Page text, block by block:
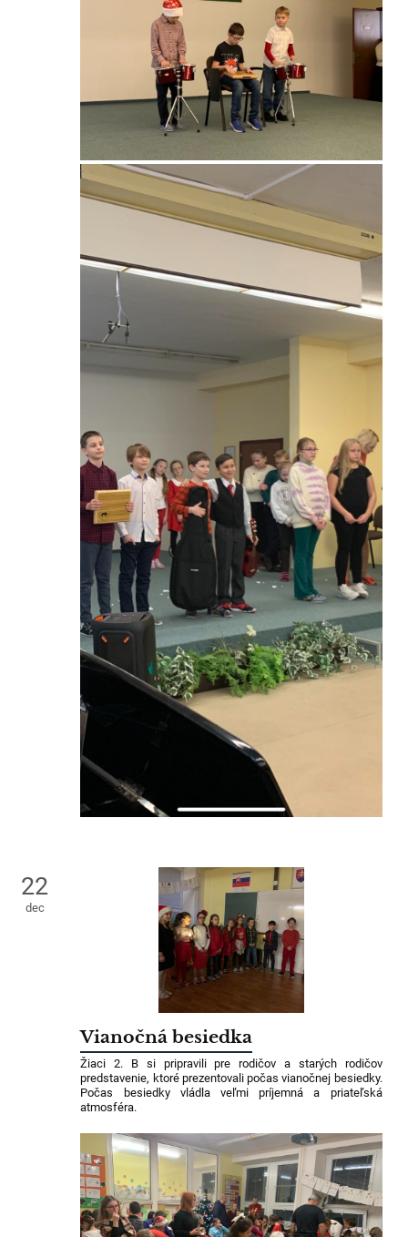
22
dec
Vianočná besiedka
Žiaci 2. B si pripravili pre rodičov a starých rodičov
predstavenie, ktoré prezentovali počas vianočnej besiedky.
Počas besiedky vládla veľmi príjemná a priateľská
atmosféra.